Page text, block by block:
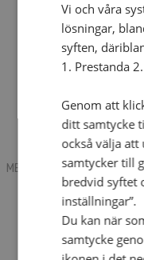
Mobile box
Hitta
SAU
MENU
MENU
Search mobile
English
Hej! Vad söker
Kontakt
Kalender
Vi och våra
lösningar,
syften,
1. Prestanda
Genom att
ditt samtycke
också välja
samtycker till
bredvid syftet
inställningar”.
Du kan när
samtycke